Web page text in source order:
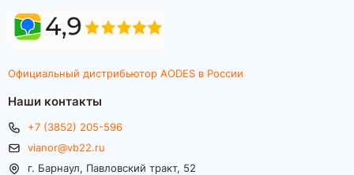
Официальный дистрибьютор AODES в России
Наши контакты
+7 (3852) 205-596
vianor@vb22.ru
г. Барнаул, Павловский тракт, 52